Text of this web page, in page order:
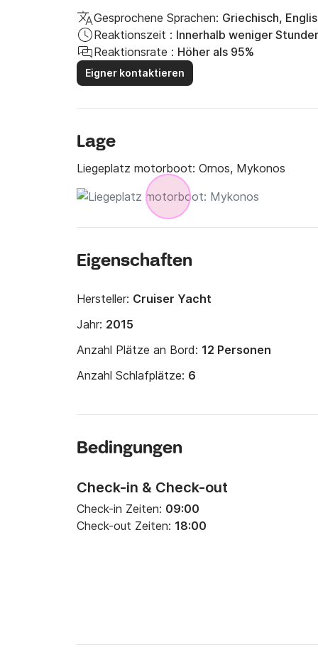
Gesprochene Sprachen: Griechisch,
Reaktionszeit : Innerhalb weniger
Reaktionsrate : Höher als 95%
Eigner kontaktieren
Lage
Liegeplatz motorboot: Ornos, Mykonos
Eigenschaften
Hersteller: Cruiser Yacht
Jahr: 2015
Anzahl Plätze an Bord: 12 Personen
Anzahl Schlafplätze: 6
Bedingungen
Check-in & Check-out
Check-in Zeiten: 09:00
Check-out Zeiten: 18:00